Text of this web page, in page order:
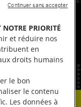
NOTRE PRIORITÉ
et réduire nos
en
droits humains
le bon
le contenu
Les données à
Continuer sans accepter